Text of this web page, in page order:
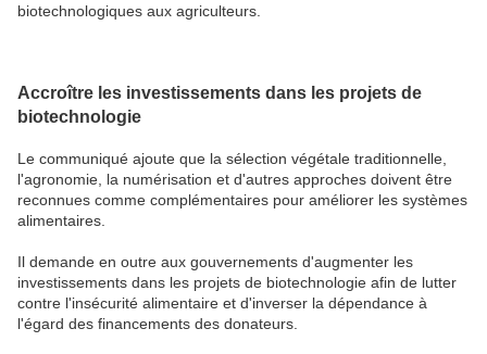
biotechnologiques aux agriculteurs.
Accroître les investissements dans les projets de
biotechnologie
Le communiqué ajoute que la sélection végétale traditionnelle,
l'agronomie, la numérisation et d'autres approches doivent être
reconnues comme complémentaires pour améliorer les systèmes
alimentaires.
Il demande en outre aux gouvernements d'augmenter les
investissements dans les projets de biotechnologie afin de lutter
contre l'insécurité alimentaire et d'inverser la dépendance à
l'égard des financements des donateurs.